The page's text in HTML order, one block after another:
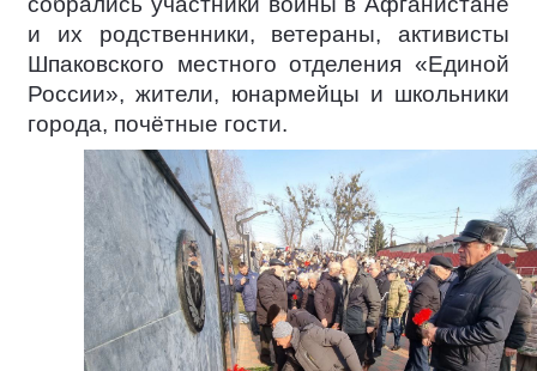
и их родственники, ветераны, активисты
Шпаковского местного отделения «Единой
России», жители, юнармейцы и школьники
города, почётные гости.